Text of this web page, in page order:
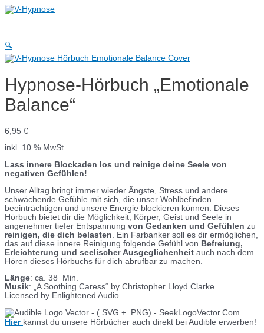
Zum
🔍
Hypnose-Hörbuch „Emotionale
Balance“
6,95 €
inkl. 10 % MwSt.
Lass innere Blockaden los und reinige deine Seele von
negativen Gefühlen!
Unser Alltag bringt immer wieder Ängste, Stress und andere
schwächende Gefühle mit sich, die unser Wohlbefinden
beeinträchtigen und unsere Energie blockieren können. Dieses
Hörbuch bietet dir die Möglichkeit, Körper, Geist und Seele in
angenehmer tiefer Entspannung von Gedanken und Gefühlen zu
reinigen, die dich belasten . Ein Farbanker soll es dir ermöglichen,
das auf diese innere Reinigung folgende Gefühl von Befreiung,
Erleichterung und seelischer Ausgeglichenheit auch nach dem
Hören dieses Hörbuchs für dich abrufbar zu machen.
Länge: ca. 38 Min.
Musik: „A Soothing Caress“ by Christopher Lloyd Clarke.
Licensed by Enlightened Audio
Hier kannst du unsere Hörbücher auch direkt bei Audible erwerben!